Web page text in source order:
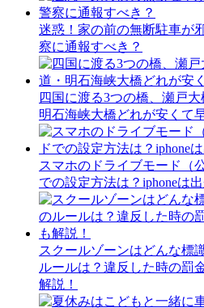
迷惑！家の前の無断駐車が
察に通報すべき？
四国に渡る3つの橋、瀬戸
明石海峡大橋どれが安くて
スマホのドライブモード（
での設定方法は？iphoneは
スクールゾーンはどんな標
ルールは？違反した時の罰
解説！